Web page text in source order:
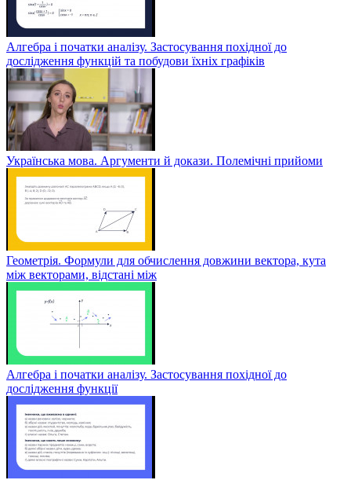
Алгебра і початки аналізу. Застосування похідної до
дослідження функцій та побудови їхніх графіків
Українська мова. Аргументи й докази. Полемічні прийоми
Геометрія. Формули для обчислення довжини вектора, кута
між векторами, відстані між
Алгебра і початки аналізу. Застосування похідної до
дослідження функції